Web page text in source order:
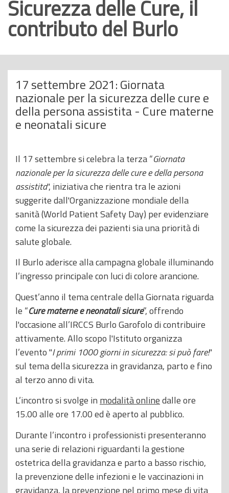
i
Sicurezza delle Cure, il
contributo del Burlo
17 settembre 2021: Giornata
nazionale per la sicurezza delle cure e
della persona assistita - Cure materne
e neonatali sicure
Il 17 settembre si celebra la terza “Giornata
nazionale per la sicurezza delle cure e della persona
assistita", iniziativa che rientra tra le azioni
suggerite dall'Organizzazione mondiale della
sanità (World Patient Safety Day) per evidenziare
come la sicurezza dei pazienti sia una priorità di
salute globale.
Il Burlo aderisce alla campagna globale illuminando
l’ingresso principale con luci di colore arancione.
Quest’anno il tema centrale della Giornata riguarda
le “Cure materne e neonatali sicure”, offrendo
l'occasione all’IRCCS Burlo Garofolo di contribuire
attivamente. Allo scopo l'Istituto organizza
l’evento "I primi 1000 giorni in sicurezza: si può fare!"
sul tema della sicurezza in gravidanza, parto e fino
al terzo anno di vita.
L’incontro si svolge in modalità onlinedalle ore
15.00 alle ore 17.00 ed è aperto al pubblico.
Durante l’incontro i professionisti presenteranno
una serie di relazioni riguardanti la gestione
ostetrica della gravidanza e parto a basso rischio,
la prevenzione delle infezioni e le vaccinazioni in
gravidanza, la prevenzione nel primo mese di vita